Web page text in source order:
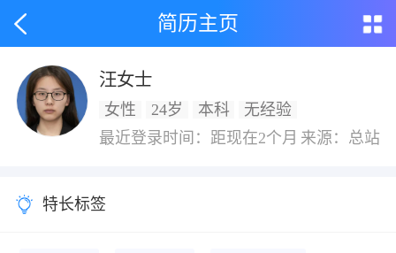
简历主页
汪女士
女性 24岁 本科
无经验
最近登录时间：距现在2个月 来源：总站
特长标签